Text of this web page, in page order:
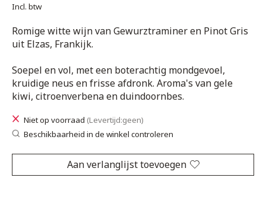
Incl. btw
Romige witte wijn van Gewurztraminer en Pinot Gris
uit Elzas, Frankijk.
Soepel en vol, met een boterachtig mondgevoel,
kruidige neus en frisse afdronk. Aroma's van gele
kiwi, citroenverbena en duindoornbes.
Niet op voorraad (Levertijd:geen)
Beschikbaarheid in de winkel controleren
Aan verlanglijst toevoegen